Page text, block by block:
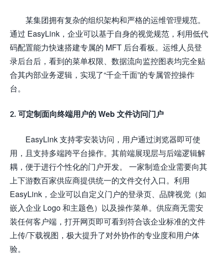
某集团拥有复杂的组织架构和严格的运维管理规范。
通过 EasyLink，企业可以基于自身的视觉规范，利用低代
码配置能力快速搭建专属的 MFT 后台看板。运维人员登
录后台后，看到的菜单权限、数据流向监控图表均完全贴
合其内部业务逻辑，实现了“千企千面”的专属管控操作
台。
2. 可定制面向终端用户的 Web 文件访问门户
EasyLink 支持零安装访问，用户通过浏览器即可使
用，且支持多端跨平台操作。其前端展现层与后端逻辑解
耦，便于进行个性化的门户开发。 一家制造企业需要向其
上下游数百家供应商提供统一的文件交付入口。利用
EasyLink，企业可以自定义门户的登录页、品牌视觉（如
嵌入企业 Logo 和主题色）以及操作菜单。供应商无需安
装任何客户端，打开网页即可看到符合该企业标准的文件
上传/下载视图，极大提升了对外协作的专业度和用户体
验。